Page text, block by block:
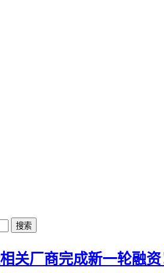
关厂商完成新一轮融